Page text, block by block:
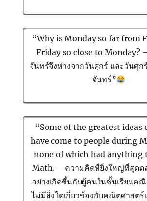
“Why is Monday so far from
Friday so close to Monday?
จันทร์จึงห่างจากวันศุกร์ และวันศุก
จันทร์”
“Some of the greatest ideas
have come to people during
none of which had anything
Math. – ความคิดที่ยิ่งใหญ่ที่สุดต
อย่างเกิดขึ้นกับผู้คนในชั้นเรียนค
ไม่มีสิ่งใดเกี่ยวข้องกับคณิตศาสตร์